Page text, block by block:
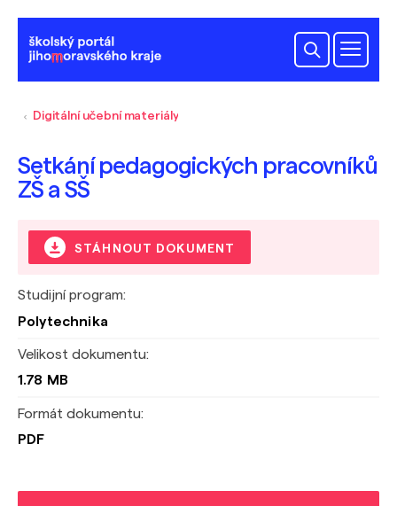
Digitální učební materiály
Setkání pedagogických pracovníků
ZŠ a SŠ
STÁHNOUT DOKUMENT
Studijní program:
Polytechnika
Velikost dokumentu:
1.78 MB
Formát dokumentu:
PDF